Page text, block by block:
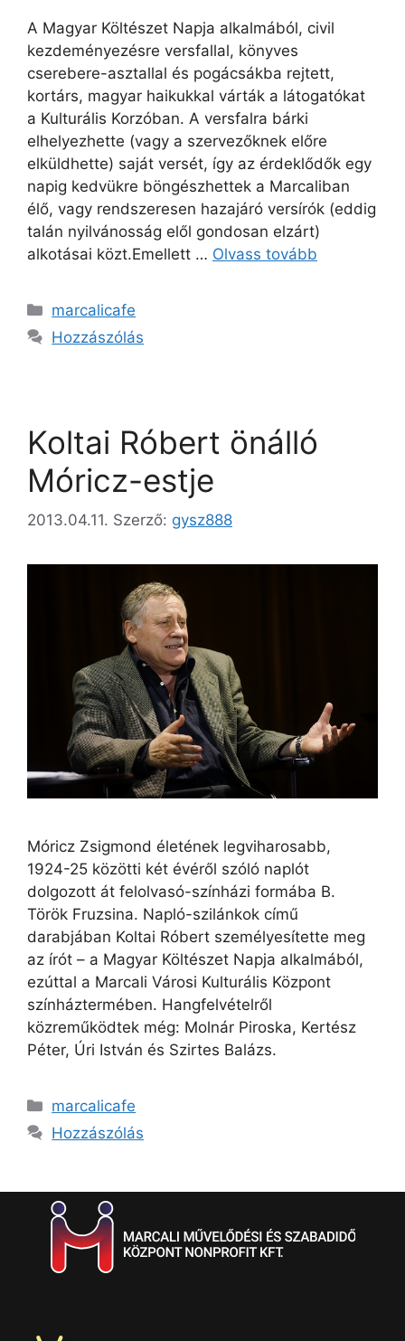
A Magyar Költészet Napja alkalmából, civil
kezdeményezésre versfallal, könyves
cserebere-asztallal és pogácsákba rejtett,
kortárs, magyar haikukkal várták a látogatókat
a Kulturális Korzóban. A versfalra bárki
elhelyezhette (vagy a szervezőknek előre
elküldhette) saját versét, így az érdeklődők egy
napig kedvükre böngészhettek a Marcaliban
élő, vagy rendszeresen hazajáró versírók (eddig
talán nyilvánosság elől gondosan elzárt)
alkotásai közt.Emellett … Olvass tovább
marcalicafe
Hozzászólás
Koltai Róbert önálló
Móricz-estje
2013.04.11. Szerző: gysz888
Móricz Zsigmond életének legviharosabb,
1924-25 közötti két évéről szóló naplót
dolgozott át felolvasó-színházi formába B.
Török Fruzsina. Napló-szilánkok című
darabjában Koltai Róbert személyesítette meg
az írót – a Magyar Költészet Napja alkalmából,
ezúttal a Marcali Városi Kulturális Központ
színháztermében. Hangfelvételről
közreműködtek még: Molnár Piroska, Kertész
Péter, Úri István és Szirtes Balázs.
marcalicafe
Hozzászólás